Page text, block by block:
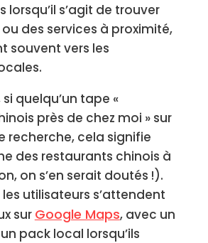
lorsqu’il s’agit de trouver
des services à proximité,
souvent vers les
quelqu’un tape «
près de chez moi » sur
recherche, cela signifie
des restaurants chinois à
on s’en serait doutés !).
utilisateurs s’attendent
sur Google Maps, avec un
pack local lorsqu’ils